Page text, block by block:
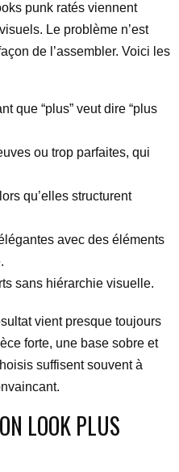
punk ratés viennent
Le problème n’est
de l’assembler. Voici les
que “plus” veut dire “plus
ou trop parfaites, qui
qu’elles structurent
avec des éléments
sans hiérarchie visuelle.
vient presque toujours
forte, une base sobre et
suffisent souvent à
LOOK PLUS